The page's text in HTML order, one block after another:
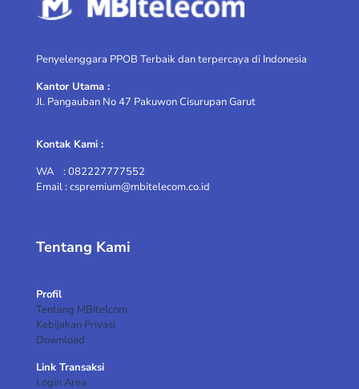
ILMAN MAOLANA-SUMEDANG
FAHNIE CELL-Indramayu
Bezhe-Majalengka
MITRA KITA SELLULER-Gompang Kartasura
Sriyadi- Way kanan
Solikin-Cirebon
bayar yuk-tarakan
AMIRULLAH PUTRA-NUSA TENGGARA
BARAT
Penyelenggara PPOB Terbaik dan terpercaya di Indonesia
Kantor Utama :
Jl. Pangauban No 47 Pakuwon Cisurupan Garut
Kontak Kami :
WA : 082227777552
Email : cspremium@mbitelecom.co.id
Tentang Kami
Profil
Tentang MBItelcom
Kebijakan Privasi
Download
Link Transaksi
Login Area